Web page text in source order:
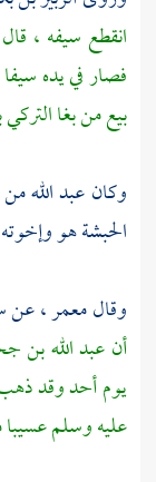
انقطع سيفه ،
فصار في يده
بيع منبغا التركي
وكانعبد الله
الحبشةهو
وقالمعمر ،عن
أنعبد الله
يومأحدوقد
عليه وسلم